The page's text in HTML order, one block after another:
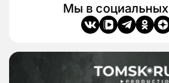
Мы в социальных